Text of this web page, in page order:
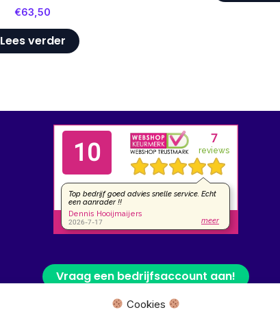
Cookies
€63,50
Lees verder
Vraag een bedrijfsaccount aan!